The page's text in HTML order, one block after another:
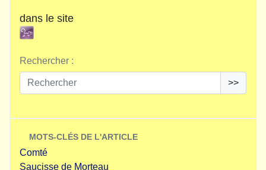
dans le site
Rechercher :
>>
MOTS-CLÉS DE L'ARTICLE
Comté
Saucisse de Morteau